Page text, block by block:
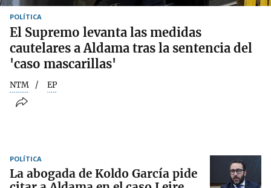
POLÍTICA
El Supremo levanta las medidas
cautelares a Aldama tras la sentencia del
'caso mascarillas'
NTM EP
POLÍTICA
La abogada de Koldo García pide